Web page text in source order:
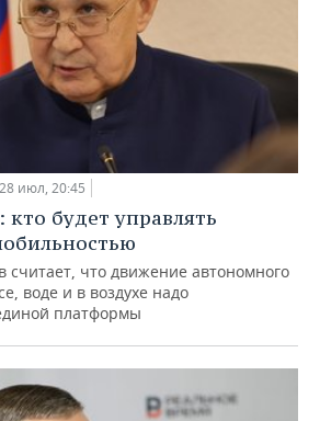
28 июл, 20:45
будет управлять
что движение автономного
воде и в воздухе надо
платформы